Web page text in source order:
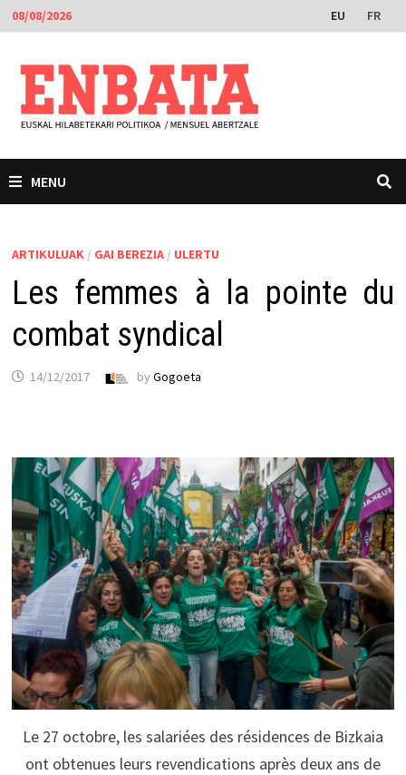
Skip
to
content
08/08/2026 EU FR
MENU
ARTIKULUAK / GAI BEREZIA/ ULERTU
Les femmes à la pointe du
combat syndical
14/12/2017 by Gogoeta
Le 27 octobre, les salariées des résidences de Bizkaia
ont obtenues leurs revendications après deux ans de